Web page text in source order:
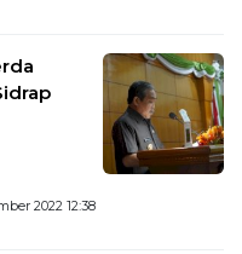
2022 12:38